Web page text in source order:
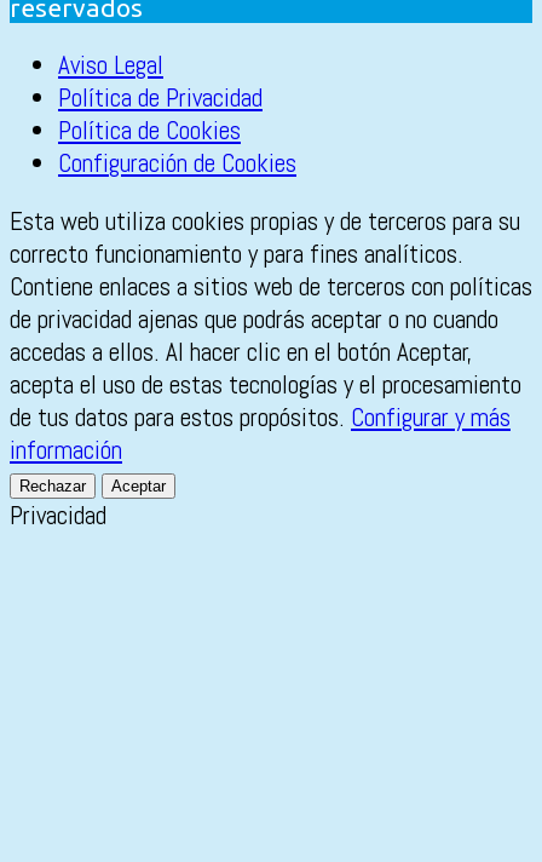
reservados
Aviso Legal
Política de Privacidad
Política de Cookies
Configuración de Cookies
Esta web utiliza cookies propias y de terceros para su
correcto funcionamiento y para fines analíticos.
Contiene enlaces a sitios web de terceros con políticas
de privacidad ajenas que podrás aceptar o no cuando
accedas a ellos. Al hacer clic en el botón Aceptar,
acepta el uso de estas tecnologías y el procesamiento
de tus datos para estos propósitos. Configurar y más
información
Rechazar Aceptar
Privacidad